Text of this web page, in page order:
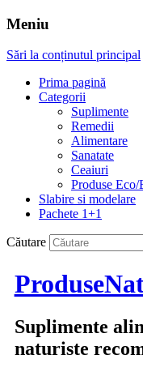
Meniu
Sări la conținutul principal
Prima pagină
Categorii
Suplimente
Remedii
Alimentare
Sanatate
Ceaiuri
Produse
Slabire si modelare
Pachete 1+1
Căutare
Suplimente
naturiste